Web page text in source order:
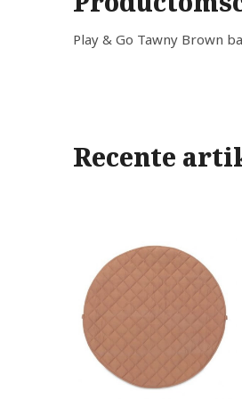
Play & Go Tawny Brown
Recente